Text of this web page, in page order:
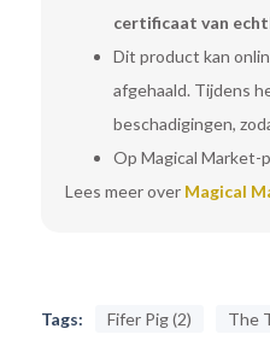
certificaat van
Dit product kan
afgehaald. Tijdens
beschadigingen,
Op Magical Market-
Lees meer over Magical
Tags: Fifer Pig (2) The